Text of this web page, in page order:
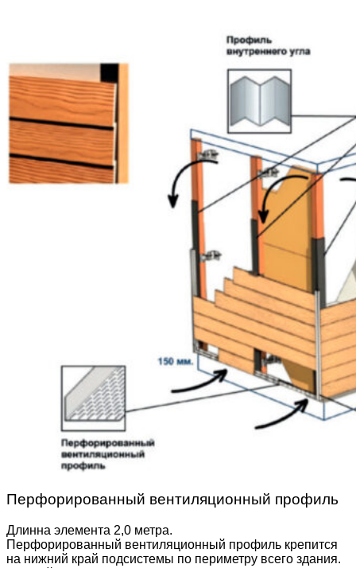
Перфорированный вентиляционный профиль
Длинна элемента 2,0 метра.
Перфорированный вентиляционный профиль крепится
на нижний край подсистемы по периметру всего здания.